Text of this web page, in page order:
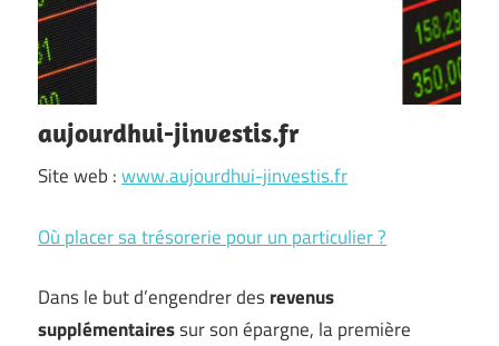
aujourdhui-jinvestis.fr
Site web :www.aujourdhui-jinvestis.fr
Où placer sa trésorerie pour un particulier ?
Dans le but d’engendrer desrevenus
supplémentairessur son épargne, la première